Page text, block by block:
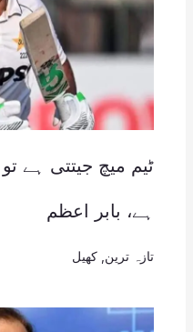
ٹیم میچ جیتتی ہے
ہے، بابر اعظم
تازہ ترین کھیل